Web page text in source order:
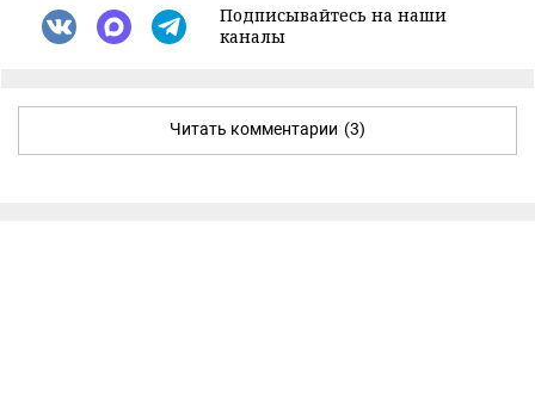
Подписывайтесь на наши
каналы
Читать комментарии (3)